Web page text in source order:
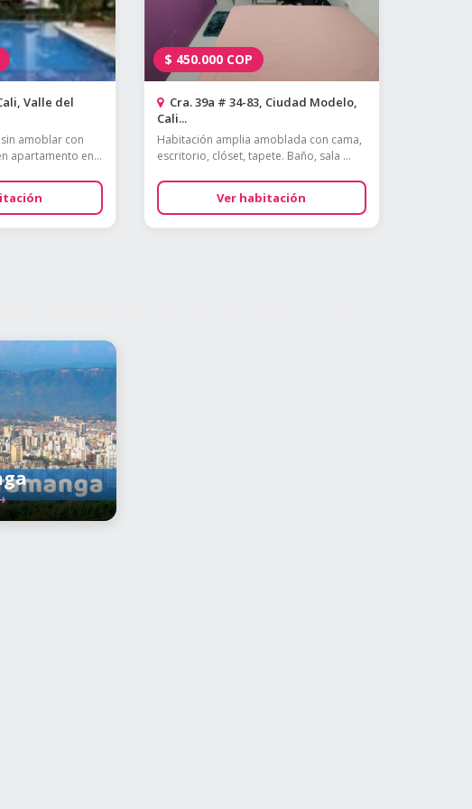
Valle del
amoblar con
apartamento en...
$ 450.000 COP
Cra. 39a # 34-83, Ciudad Modelo,
Cali...
Habitación amplia amoblada con cama,
escritorio, clóset, tapete. Baño, sala ...
Ver habitación